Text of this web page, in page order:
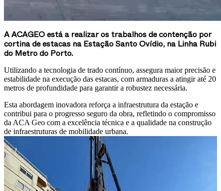
A ACAGEO está a realizar os trabalhos de contenção por
cortina de estacas na Estação Santo Ovídio, na Linha Rubi
do Metro do Porto.
Utilizando a tecnologia de trado contínuo, assegura maior precisão e
estabilidade na execução das estacas, com armaduras a atingir até 20
metros de profundidade para garantir a robustez necessária.
Esta abordagem inovadora reforça a infraestrutura da estação e
contribui para o progresso seguro da obra, refletindo o compromisso
da ACA Geo com a excelência técnica e a qualidade na construção
de infraestruturas de mobilidade urbana.